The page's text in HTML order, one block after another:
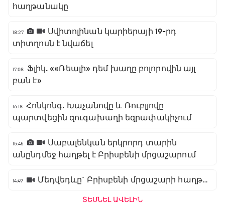
հաղթանակը
18:27
Սվիտոլինան կարիերայի 19-րդ
տիտղոսն է նվաճել
17:08
Ֆլիկ. ««Ռեալի» դեմ խաղը բոլորովին այլ
բան է»
16:18 Հոնկոնգ. Խաչանովը և Ռուբլյովը
պարտվեցին զուգախաղի եզրափակիչում
15:45
Սաբալենկան երկրորդ տարին
անընդմեջ հաղթել է Բրիսբենի մրցաշարում
14:49 Մեդվեդևը` Բրիսբենի մրցաշարի հաղթող
ՏԵՍՆԵԼ ԱՎԵԼԻՆ